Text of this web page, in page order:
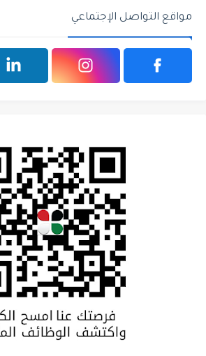
مواقع التواصل الإجتماعي